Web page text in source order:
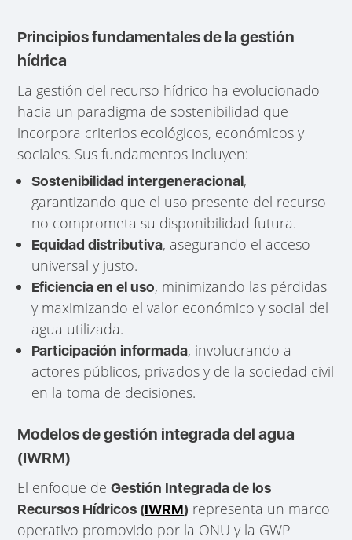
Principios fundamentales de la gestión
hídrica
La gestión del recurso hídrico ha evolucionado
hacia un paradigma de sostenibilidad que
incorpora criterios ecológicos, económicos y
sociales. Sus fundamentos incluyen:
Sostenibilidad intergeneracional,
garantizando que el uso presente del recurso
no comprometa su disponibilidad futura.
Equidad distributiva, asegurando el acceso
universal y justo.
Eficiencia en el uso, minimizando las pérdidas
y maximizando el valor económico y social del
agua utilizada.
Participación informada, involucrando a
actores públicos, privados y de la sociedad civil
en la toma de decisiones.
Modelos de gestión integrada del agua
(IWRM)
El enfoque deGestión Integrada de los
Recursos Hídricos (IWRM) representa un marco
operativo promovido por la ONU y la GWP